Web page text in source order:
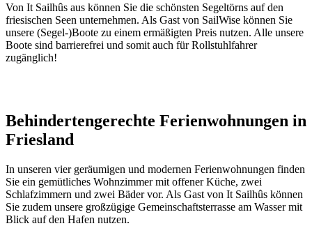
Von It Sailhûs aus können Sie die schönsten Segeltörns auf den
friesischen Seen unternehmen. Als Gast von SailWise können Sie
unsere (Segel-)Boote zu einem ermäßigten Preis nutzen. Alle unsere
Boote sind barrierefrei und somit auch für Rollstuhlfahrer
zugänglich!
Behindertengerechte Ferienwohnungen in
Friesland
In unseren vier geräumigen und modernen Ferienwohnungen finden
Sie ein gemütliches Wohnzimmer mit offener Küche, zwei
Schlafzimmern und zwei Bäder vor. Als Gast von It Sailhûs können
Sie zudem unsere großzügige Gemeinschaftsterrasse am Wasser mit
Blick auf den Hafen nutzen.